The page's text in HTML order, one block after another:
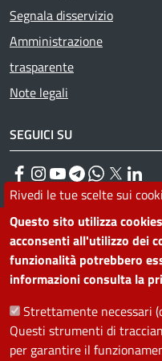
Rivedi le tue scelte sui
Questo sito utilizza
acconsenti all'utilizzo dei
funzionalità potrebbero
informazioni consulta la
Strettamente necessari
Questi strumenti di
per garantire il
Segnala disservizio
Amministrazione
trasparente
Note legali
SEGUICI SU
Facebook
Instagram
YouTube
Telegram
WhatsApp
Twitter
PRIVACY
Useful links
La Privacy nel Comune